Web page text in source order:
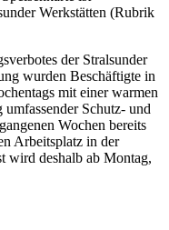
Werkstätten (Rubrik
der Stralsunder
wurden Beschäftigte in
mit einer warmen
Schutz- und
Wochen bereits
Arbeitsplatz in der
wird deshalb ab Montag,